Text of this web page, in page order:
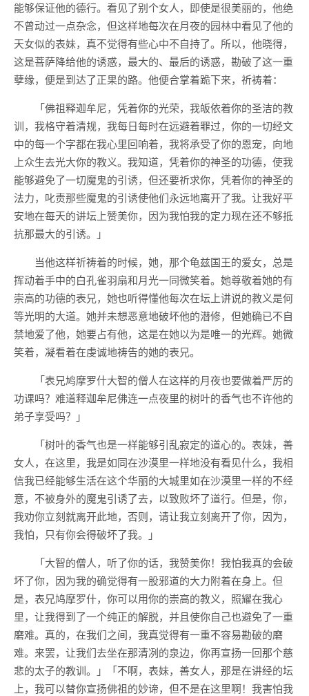
能够保证他的德行。看见了别个女人，即使是很美丽的，他绝
不曾动过一点杂念，但这样地每次在月夜的园林中看见了他的
天女似的表妹，真不觉得有些心中不自持了。所以，他晓得，
这是菩萨降给他的诱惑，最大的、最后的诱惑，勘破了这一重
孽缘，便是到达了正果的路。他便合掌着跪下来，祈祷着：
「佛祖释迦牟尼，凭着你的光荣，我皈依着你的圣洁的教
训，我格守着清规，我每日每时在远避着罪过，你的一切经文
中的每一个字都在我心里回响着，我将承受了你的恩宠，向地
上众生去光大你的教义。我知道，凭着你的神圣的功德，使我
能够避免了一切魔鬼的引诱，但还要祈求你，凭着你的神圣的
法力，叱责那些魔鬼的引诱使他们永远地离开了我。让我好平
安地在每天的讲坛上赞美你，因为我怕我的定力现在还不够抵
抗那最大的引诱。」
当他这样祈祷着的时候，她，那个龟兹国王的爱女，总是
挥动着手中的白孔雀羽扇和月光一同微笑着。她尊敬着她的有
崇高的功德的表兄，她也听得懂他每次在坛上讲说的教义是何
等光明的大道。她并未想恶意地破坏他的潜修，但她确已不自
禁地爱了他，她要占有他，这是在她以为是唯一的光辉。她微
笑着，凝看着在虔诚地祷告的她的表兄。
「表兄鸠摩罗什大智的僧人在这样的月夜也要做着严厉的
功课吗？难道释迦牟尼佛连一点夜里的树叶的香气也不许他的
弟子享受吗？」
「树叶的香气也是一样能够引乱寂定的道心的。表妹，善
女人，在这里，我是如同在沙漠里一样地没有看见什么，我相
信我已经能够生活在这个华丽的大城里如在沙漠里一样的不经
意，不被身外的魔鬼引诱了去，以致败坏了道行。但是，你，
我劝你立刻就离开此地，否则，请让我立刻离开了你，因为，
我怕，只有你会得破坏了我。」
「大智的僧人，听了你的话，我赞美你！我怕我真的会破
坏了你，因为我的确觉得有一股邪道的大力附着在身上。但
是，表兄鸠摩罗什，你可以用你的崇高的教义，照耀在我心
里，让我得到了一个纯正的解脱，并且使你自己也避免了一重
磨难。真的，在我们之间，我真觉得有一重不容易勘破的磨
难。来罢，让我们去坐在那清冽的泉边，你再宣扬一回那个慈
悲的太子的教训。」「不啊，表妹，善女人，那是在讲经的坛
上，我可以替你宣扬佛祖的妙谛，但不是在这里啊！我害怕我